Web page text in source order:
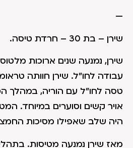
—
שירן – בת 30 – חרדת טיסה.
שירן, נמנעה שנים ארוכות
טסה לחו"ל עם הוריה, במהלך
אויר קשים וסוערים במיוחד.
היה שלב שאפילו מסיכות